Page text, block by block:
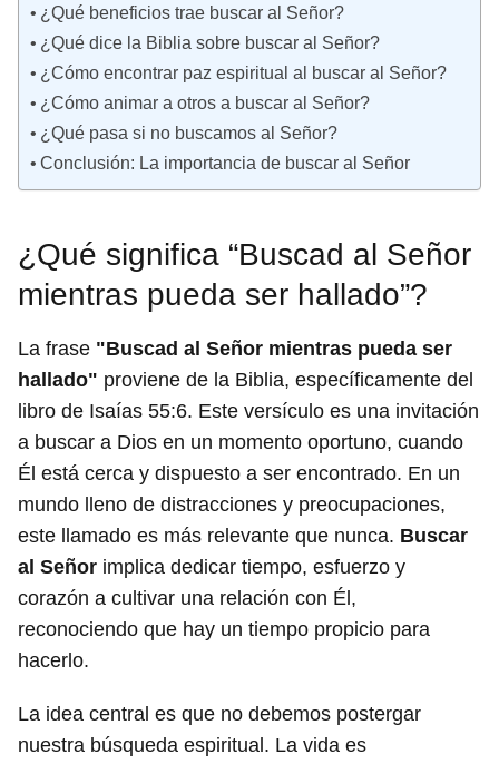
¿Qué beneficios trae buscar al Señor?
¿Qué dice la Biblia sobre buscar al Señor?
¿Cómo encontrar paz espiritual al buscar al Señor?
¿Cómo animar a otros a buscar al Señor?
¿Qué pasa si no buscamos al Señor?
Conclusión: La importancia de buscar al Señor
¿Qué significa “Buscad al Señor
mientras pueda ser hallado”?
La frase "Buscad al Señor mientras pueda ser
hallado" proviene de la Biblia, específicamente del
libro de Isaías 55:6. Este versículo es una invitación
a buscar a Dios en un momento oportuno, cuando
Él está cerca y dispuesto a ser encontrado. En un
mundo lleno de distracciones y preocupaciones,
este llamado es más relevante que nunca. Buscar
al Señor implica dedicar tiempo, esfuerzo y
corazón a cultivar una relación con Él,
reconociendo que hay un tiempo propicio para
hacerlo.
La idea central es que no debemos postergar
nuestra búsqueda espiritual. La vida es